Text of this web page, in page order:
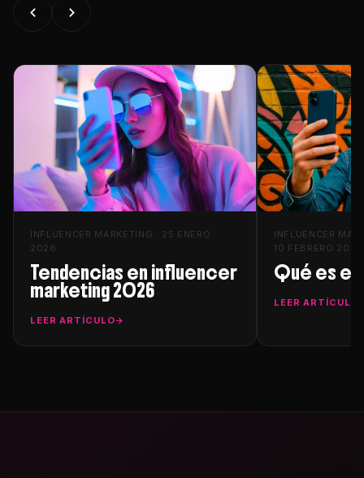
INFLUENCER MARKETING · 25 ENERO
2026
Tendencias en influencer
marketing 2026
LEER ARTÍCULO
INFLUENCER
10 FEBRERO 2026
Qué es el
LEER ARTÍCULO